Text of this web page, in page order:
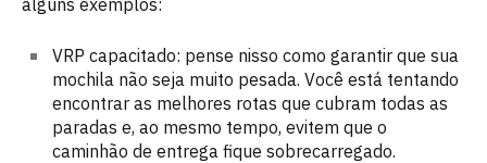
alguns exemplos:
VRP capacitado: pense nisso como garantir que sua
mochila não seja muito pesada. Você está tentando
encontrar as melhores rotas que cubram todas as
paradas e, ao mesmo tempo, evitem que o
caminhão de entrega fique sobrecarregado.